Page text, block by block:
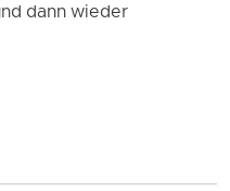
dann wieder